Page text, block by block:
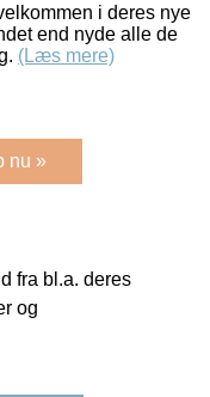
i deres nye
end nyde alle de
(Læs mere)
nu »
fra bl.a. deres
og